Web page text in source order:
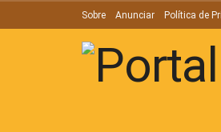
Sobre Anunciar Política de